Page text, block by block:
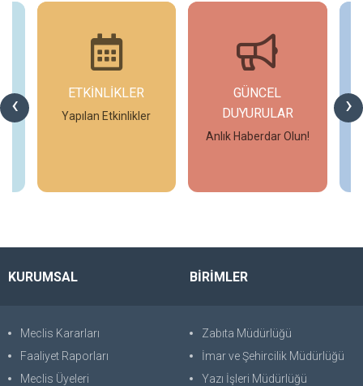
‹ ›
ETKİNLİKLER
Yapılan Etkinlikler
GÜNCEL
DUYURULAR
Anlık Haberdar Olun!
KURUMSAL
Meclis Kararları
Faaliyet Raporları
Meclis Üyeleri
BİRİMLER
Zabıta Müdürlüğü
İmar ve Şehircilik Müdürlüğü
Yazı İşleri Müdürlüğü